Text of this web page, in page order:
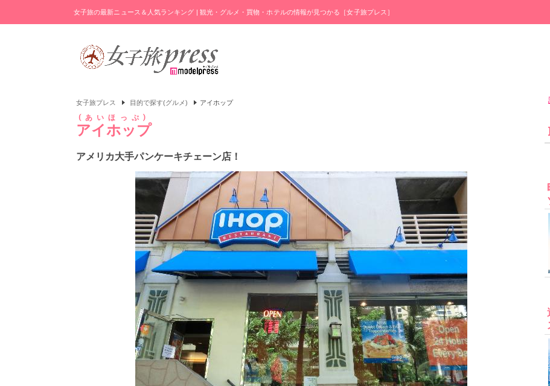
女子旅の最新ニュース＆人気ランキング | 観光・グルメ・買物・ホテルの情報が見つかる［女子旅プレス］
女子旅プレス 目的で探す(グルメ) アイホップ
アイホップ
あいほっぷ
アメリカ大手パンケーキチェーン店！